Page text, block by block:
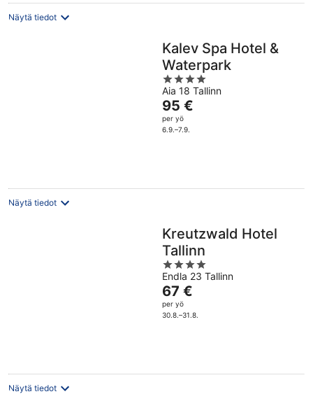
Näytä tiedot
Kalev Spa Hotel &
Waterpark
4
out
of
5
Aia 18 Tallinn
Hinta
on
95 €
95 €
per yö
6.9.–7.9.
Näytä tiedot
Kreutzwald Hotel
Tallinn
4
out
of
5
Endla 23 Tallinn
Hinta
on
67 €
67 €
per yö
30.8.–31.8.
Näytä tiedot